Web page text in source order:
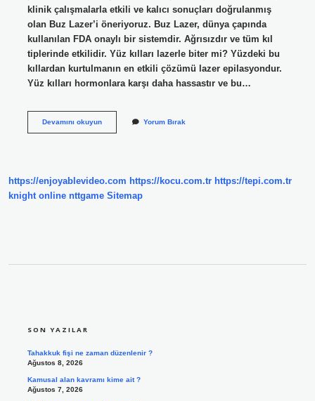
klinik çalışmalarla etkili ve kalıcı sonuçları doğrulanmış
olan Buz Lazer’i öneriyoruz. Buz Lazer, dünya çapında
kullanılan FDA onaylı bir sistemdir. Ağrısızdır ve tüm kıl
tiplerinde etkilidir. Yüz kılları lazerle biter mi? Yüzdeki bu
kıllardan kurtulmanın en etkili çözümü lazer epilasyondur.
Yüz kılları hormonlara karşı daha hassastır ve bu…
Devamını okuyunYüz
Yorum Bırak
https://enjoyablevideo.com https://kocu.com.tr https://tepi.com.tr
knight online nttgame Sitemap
SON YAZILAR
Tahakkuk fişi ne zaman düzenlenir ?
Ağustos 8, 2026
Kamusal alan kavramı kime ait ?
Ağustos 7, 2026